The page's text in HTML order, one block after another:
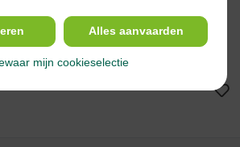
boost
€ 23,95
magnesium bio comp
Alles aanvaarden
mijn cookieselectie